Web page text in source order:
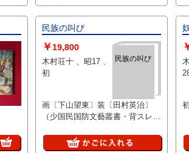
民族の叫び
民族の叫び
￥19,800
木村荘十 、昭17 、
初
画〔下山望東〕装〔田村英治〕
（少国民国防文藝叢書・背スレ
木